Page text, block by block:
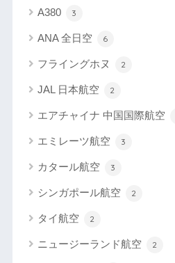
A380 3
ANA 全日空 6
フライングホヌ 2
JAL 日本航空 2
エアチャイナ 中国国際航空
エミレーツ航空 3
カタール航空 3
シンガポール航空 2
タイ航空 2
ニュージーランド航空 2